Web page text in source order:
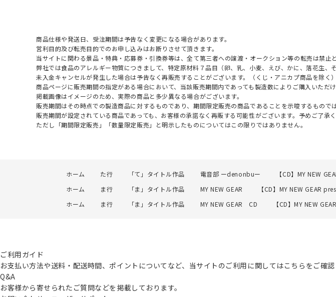
商品仕様や発送日、受注期間は予告なく変更になる場合があります。
営利目的及び転売目的でのお申し込みはお断りさせて頂きます。
当サイトに関わる景品・特典・応募券・引換券等は、全て第三者への譲渡・オークション等の転売は禁止と
弊社では食品のアレルギー物質につきまして、特定原材料７品目（卵、乳、小麦、えび、かに、落花生
未入金キャンセルが発生した場合は予告なく再販売することがございます。（くじ・アニカプ商品を除く）
商品ページに販売期間の指定がある場合において、当該販売期間内であっても製造数によりご購入いただけ
掲載画像はイメージのため、実際の商品と多少異なる場合がございます。
販売期間はその時点での製造商品に対するものであり、期間限定販売の商品であることを示唆するもので
販売期間が設定されている商品であっても、お客様の承諾なく再販する可能性がございます。予めご了承く
ただし「期間限定販売」「数量限定販売」と明示したものについてはこの限りではありません。
ホーム た行 「て」タイトル作品 電音部 ーdenonbuー
【CD】MY NEW
ホーム
ま行 「ま」タイトル作品 MY NEW GEAR
【CD】MY NEW GEAR
ホーム
ま行 「ま」タイトル作品 MY NEW GEAR CD 【CD】MY NEW
ご利用ガイド
お支払い方法や送料・配送時間、ポイントについてなど、当サイトのご利用に関してはこちらをご確認
Q&A
お客様から寄せられたご質問などを掲載しております。